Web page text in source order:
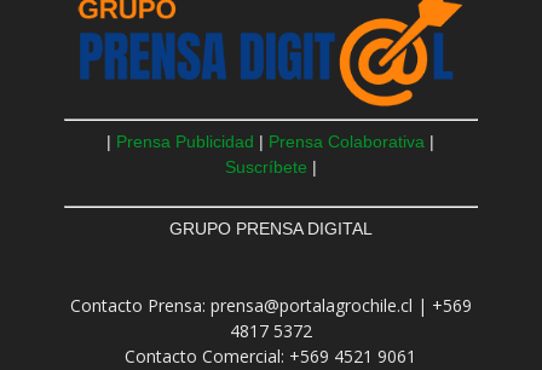
| Prensa Publicidad | Prensa Colaborativa |
Suscríbete |
GRUPO PRENSA DIGITAL
Contacto Prensa: prensa@portalagrochile.cl | +569
4817 5372
Contacto Comercial: +569 4521 9061